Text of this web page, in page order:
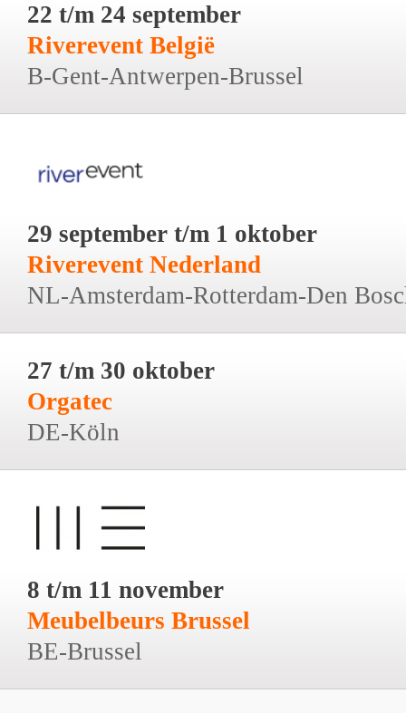
22 t/m 24 september
Riverevent België
B-Gent-Antwerpen-Brussel
29 september t/m 1 oktober
Riverevent Nederland
NL-Amsterdam-Rotterdam-Den
27 t/m 30 oktober
Orgatec
DE-Köln
8 t/m 11 november
Meubelbeurs Brussel
BE-Brussel